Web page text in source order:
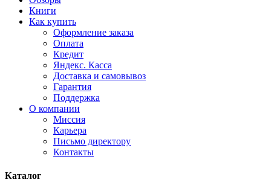
Книги
Как купить
Оформление заказа
Оплата
Кредит
Яндекс. Касса
Доставка и самовывоз
Гарантия
Поддержка
О компании
Миссия
Карьера
Письмо директору
Контакты
Каталог